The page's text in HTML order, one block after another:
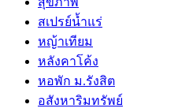
สเปรย์น้ำแร่
หญ้าเทียม
หลังคาโค้ง
หอพัก ม.รังสิต
อสังหาริมทรัพย์